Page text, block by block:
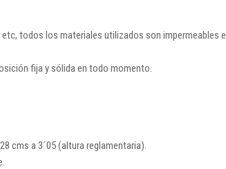
todos los materiales utilizados son impermeables e
fija y sólida en todo momento.
cms a 3´05 (altura reglamentaria).